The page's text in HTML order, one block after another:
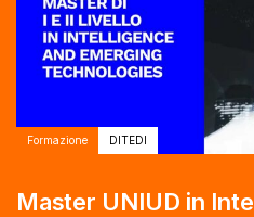
Formazione DITEDI
Master UNIUD in